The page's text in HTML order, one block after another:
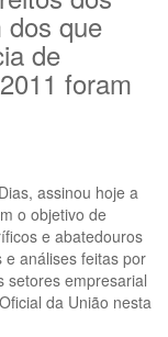
dos que
de
foram
assinou hoje a
o objetivo de
e abatedouros
análises feitas por
setores empresarial
da União nesta